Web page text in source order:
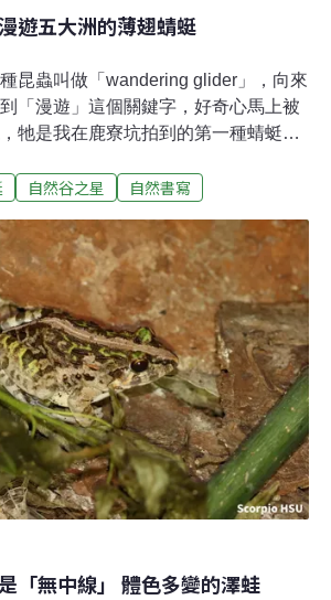
遊五大洲的薄翅蜻蜓
昆蟲叫做「wandering glider」，向來
「漫遊」這個關鍵字，好奇心馬上被
牠是我在鹿寮坑拍到的第一種蜻蜓
，世界五大洲都找得到，和我一起來
下有著黃棕色光澤，仔細瞧牠透明的
的、像鱗片般的圖樣，翅緣上方還有
翅痣。薄翅蜻蜓是台灣最常見的蜻
森林到海邊，我們會去的大多數地
得到牠。順帶一提，薄翅蜻蜓也是目
蜓，曾在海拔6200公尺的地方記錄到
會發現蜻蜓其實就在我們身邊，只是
體型小之外，透明的翅膀像披了哈利波
境融為一體，簡直就是在考驗我們的
是，牠們還飛
自然谷之星 自然書寫
「無中線」 體色多變的澤蛙